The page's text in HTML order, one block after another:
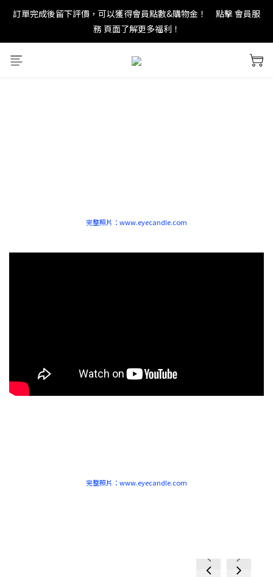
new in：火山岩擴香裝置
訂單完成後留下評價，可以獲得會員點數&購物金！     點擊 會員服
務 頁面了解更多福利！
＊ 新舊會員登錄享有$50元購物金與免運優惠 ＊           點擊 會員服
完整照片：www.eyecandle.com
完整照片：www.eyecandle.com
prev
next
prev
next